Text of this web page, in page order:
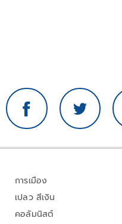
การเมือง
เปลว สีเงิน
คอลัมนิสต์